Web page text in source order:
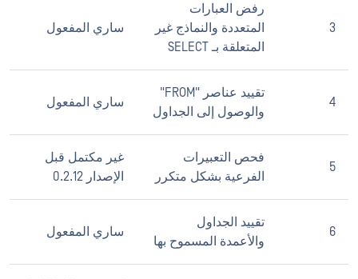
3
رفض العبارات
المتعددة والنماذج غير
المتعلقة بـ SELECT
ساري المفعول
4
تقييد عناصر "FROM"
والوصول إلى الجداول
ساري المفعول
5
فحص التعبيرات
الفرعية بشكل متكرر
غير مكتمل قبل
الإصدار 0.2.12
6
تقييد الجداول
والأعمدة المسموح بها
ساري المفعول